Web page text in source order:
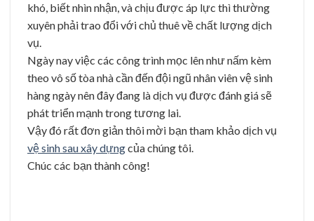
khó, biết nhìn nhận, và chịu được áp lực thì thường
xuyên phải trao đổi với chủ thuê về chất lượng dịch
vụ.
Ngày nay việc các công trình mọc lên như nấm kèm
theo vô số tòa nhà cần đến đội ngũ nhân viên vệ sinh
hàng ngày nên đây đang là dịch vụ được đánh giá sẽ
phát triển mạnh trong tương lai.
Vậy đó rất đơn giản thôi mời bạn tham khảo dịch vụ
vệ sinh sau xây dựngcủa chúng tôi.
Chúc các bạn thành công!